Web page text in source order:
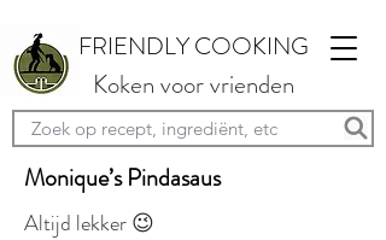
FRIENDLY COOKING
Koken voor vrienden
Monique’s Pindasaus
Altijd lekker 😉